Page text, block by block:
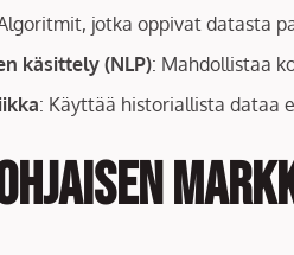
jotka oppivat datasta
käsittely (NLP): Mahdollistaa
: Käyttää historiallista dataa